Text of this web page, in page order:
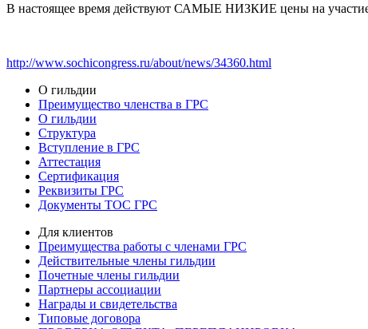
В настоящее время действуют САМЫЕ НИЗКИЕ цены на участие
http://www.sochicongress.ru/about/news/34360.html
О гильдии
Преимущество членства в ГРС
О гильдии
Структура
Вступление в ГРС
Аттестация
Сертификация
Реквизиты ГРС
Документы ТОС ГРС
Для клиентов
Преимущества работы с членами ГРС
Действительные члены гильдии
Почетные члены гильдии
Партнеры ассоциации
Награды и свидетельства
Типовые договора